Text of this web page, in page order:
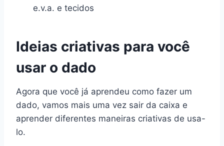
e.v.a. e tecidos
Ideias criativas para você
usar o dado
Agora que você já aprendeu como fazer um
dado, vamos mais uma vez sair da caixa e
aprender diferentes maneiras criativas de usa-
lo.